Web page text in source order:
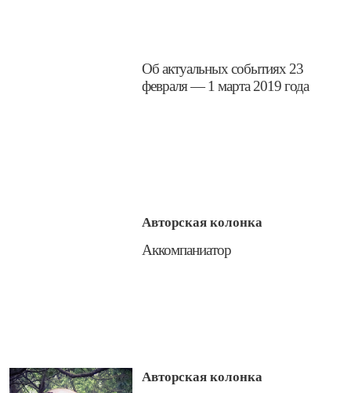
​Об актуальных событиях 23
февраля — 1 марта 2019 года
Авторская колонка
​Аккомпаниатор
Авторская колонка